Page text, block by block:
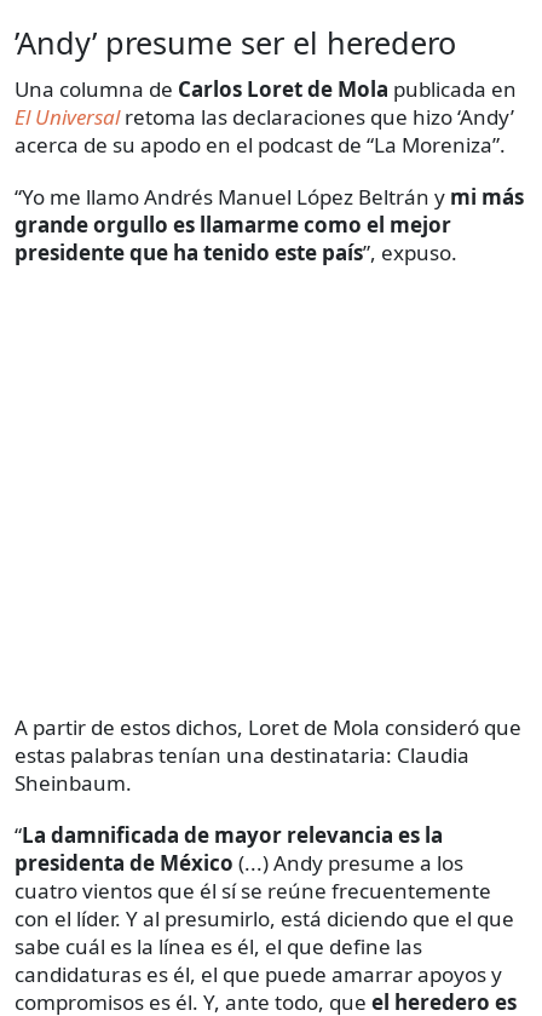
’Andy’ presume ser el heredero
Una columna de Carlos Loret de Mola publicada en
El Universalretoma las declaraciones que hizo ‘Andy’
acerca de su apodo en el podcast de “La Moreniza”.
“Yo me llamo Andrés Manuel López Beltrán y mi más
grande orgullo es llamarme como el mejor
presidente que ha tenido este país”, expuso.
A partir de estos dichos, Loret de Mola consideró que
estas palabras tenían una destinataria: Claudia
Sheinbaum.
“La damnificada de mayor relevancia es la
presidenta de México (...) Andy presume a los
cuatro vientos que él sí se reúne frecuentemente
con el líder. Y al presumirlo, está diciendo que el que
sabe cuál es la línea es él, el que define las
candidaturas es él, el que puede amarrar apoyos y
compromisos es él. Y, ante todo, que el heredero es